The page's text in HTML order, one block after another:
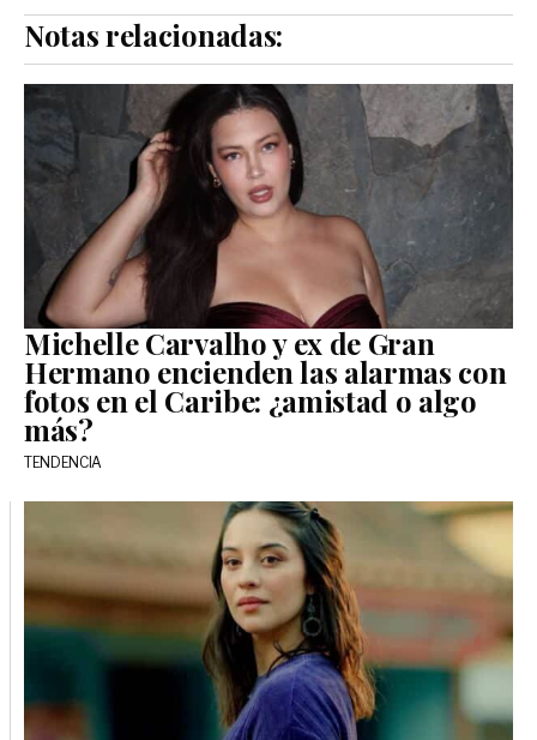
Notas relacionadas:
Michelle Carvalho y ex de Gran
Hermano encienden las alarmas con
fotos en el Caribe: ¿amistad o algo
más?
TENDENCIA